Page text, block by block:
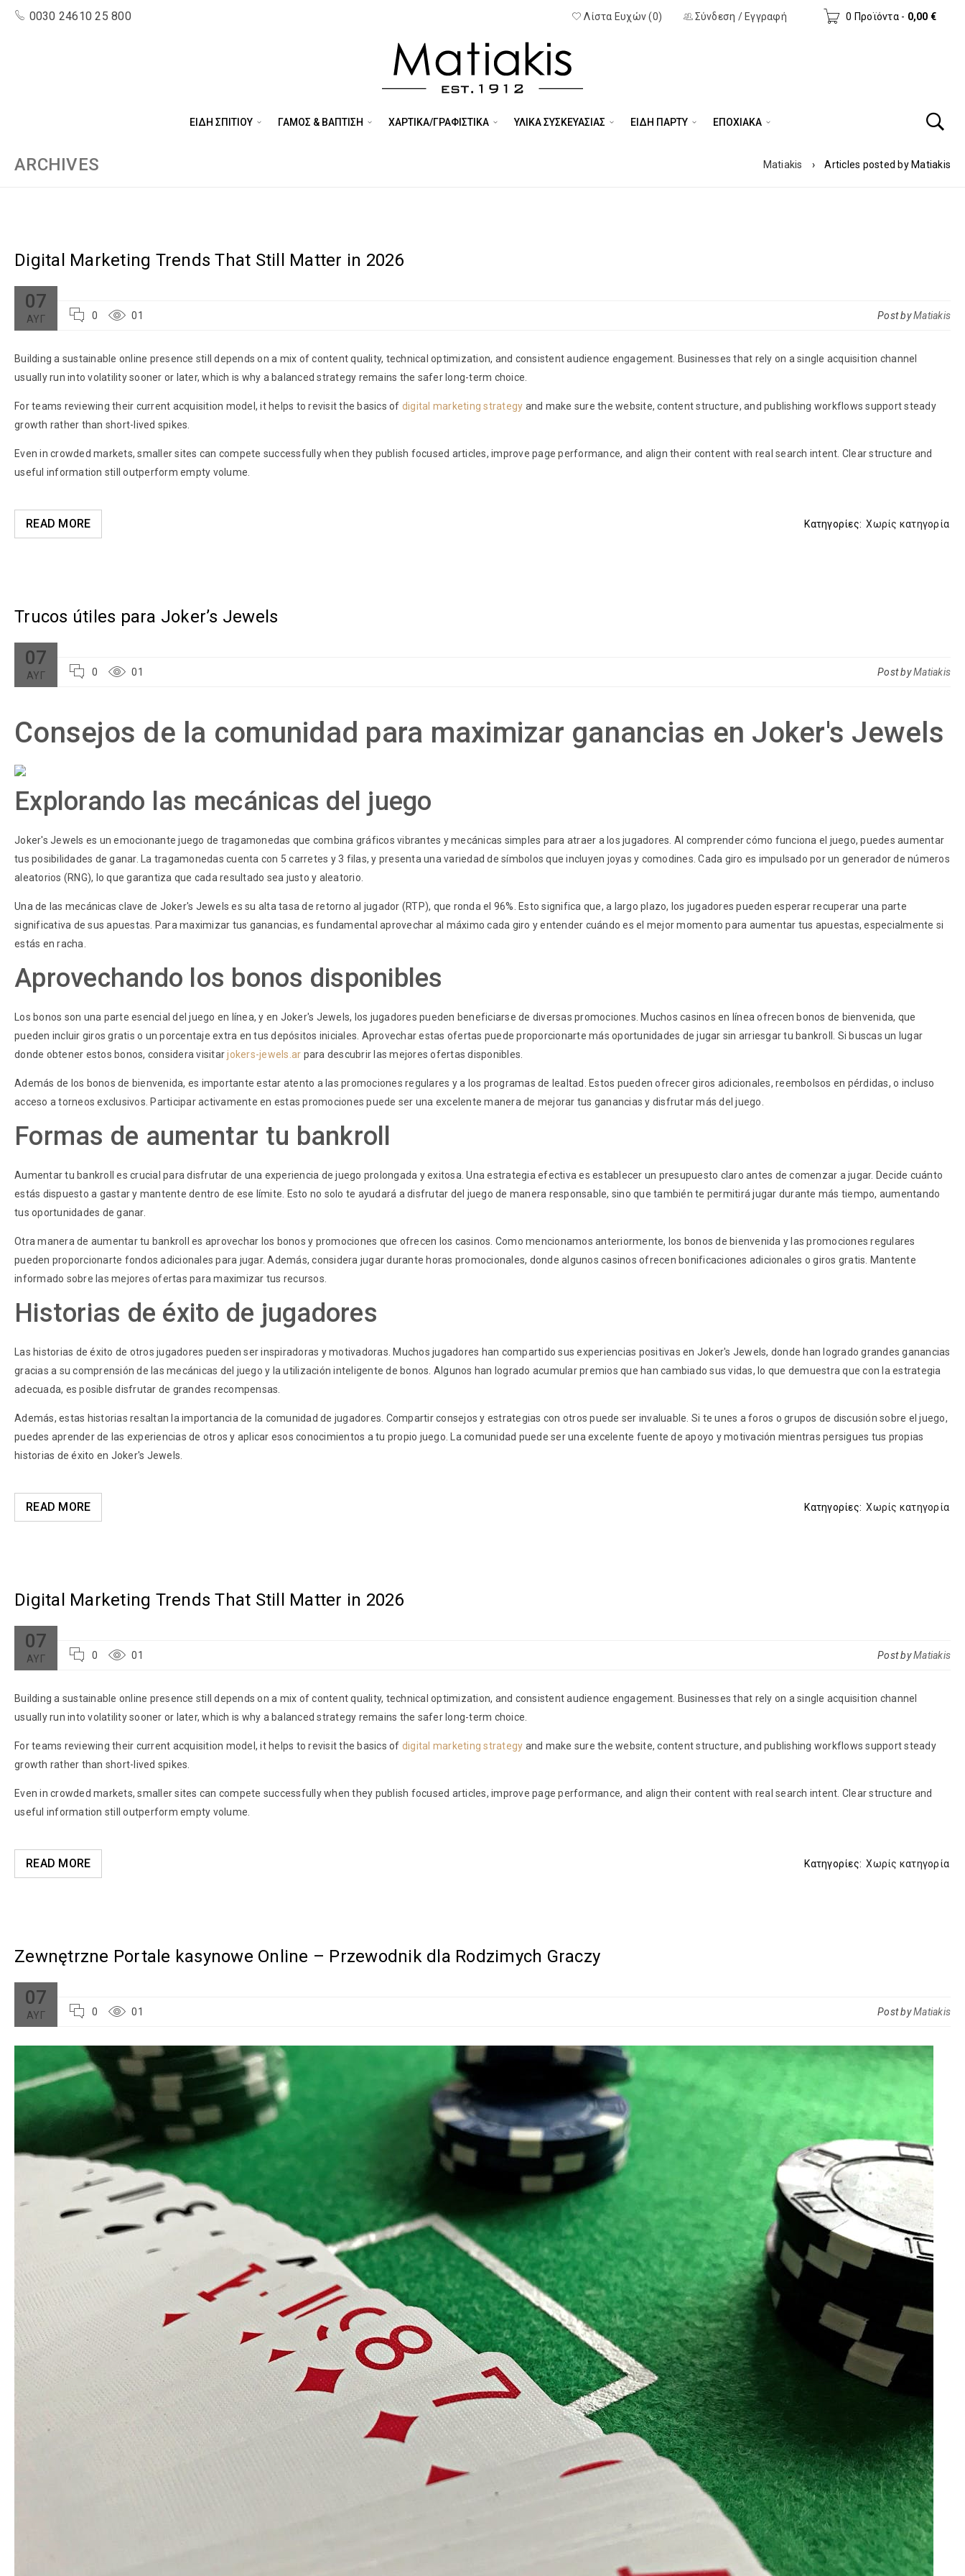
0030 24610 25 800 0 Προϊόντα - 0,00 €
Σύνδεση / Εγγραφή
Λίστα Ευχών (0)
ΕΙΔΗ ΣΠΙΤΙΟΥ ΓΑΜΟΣ & ΒΑΠΤΙΣΗ ΧΑΡΤΙΚΑ/ΓΡΑΦΙΣΤΙΚΑ ΥΛΙΚΑ ΣΥΣΚΕΥΑΣΙΑΣ ΕΊΔΗ ΠΆΡΤΥ ΕΠΟΧΙΑΚΑ
ARCHIVES Matiakis › Articles posted by Matiakis
Digital Marketing Trends That Still Matter in 2026
07
ΑΥΓ 0 01 Post byMatiakis
Building a sustainable online presence still depends on a mix of content quality, technical optimization, and consistent audience engagement. Businesses that rely on a single acquisition channel
usually run into volatility sooner or later, which is why a balanced strategy remains the safer long-term choice.
For teams reviewing their current acquisition model, it helps to revisit the basics of digital marketing strategy and make sure the website, content structure, and publishing workflows support steady
growth rather than short-lived spikes.
Even in crowded markets, smaller sites can compete successfully when they publish focused articles, improve page performance, and align their content with real search intent. Clear structure and
useful information still outperform empty volume.
READ MORE Κατηγορίες: Χωρίς κατηγορία
Trucos útiles para Joker’s Jewels
07
ΑΥΓ 0 01 Post byMatiakis
Consejos de la comunidad para maximizar ganancias en Joker's Jewels
Explorando las mecánicas del juego
Joker's Jewels es un emocionante juego de tragamonedas que combina gráficos vibrantes y mecánicas simples para atraer a los jugadores. Al comprender cómo funciona el juego, puedes aumentar
tus posibilidades de ganar. La tragamonedas cuenta con 5 carretes y 3 filas, y presenta una variedad de símbolos que incluyen joyas y comodines. Cada giro es impulsado por un generador de números
aleatorios (RNG), lo que garantiza que cada resultado sea justo y aleatorio.
Una de las mecánicas clave de Joker's Jewels es su alta tasa de retorno al jugador (RTP), que ronda el 96%. Esto significa que, a largo plazo, los jugadores pueden esperar recuperar una parte
significativa de sus apuestas. Para maximizar tus ganancias, es fundamental aprovechar al máximo cada giro y entender cuándo es el mejor momento para aumentar tus apuestas, especialmente si
estás en racha.
Aprovechando los bonos disponibles
Los bonos son una parte esencial del juego en línea, y en Joker's Jewels, los jugadores pueden beneficiarse de diversas promociones. Muchos casinos en línea ofrecen bonos de bienvenida, que
pueden incluir giros gratis o un porcentaje extra en tus depósitos iniciales. Aprovechar estas ofertas puede proporcionarte más oportunidades de jugar sin arriesgar tu bankroll. Si buscas un lugar
donde obtener estos bonos, considera visitarjokers-jewels.ar para descubrir las mejores ofertas disponibles.
Además de los bonos de bienvenida, es importante estar atento a las promociones regulares y a los programas de lealtad. Estos pueden ofrecer giros adicionales, reembolsos en pérdidas, o incluso
acceso a torneos exclusivos. Participar activamente en estas promociones puede ser una excelente manera de mejorar tus ganancias y disfrutar más del juego.
Formas de aumentar tu bankroll
Aumentar tu bankroll es crucial para disfrutar de una experiencia de juego prolongada y exitosa. Una estrategia efectiva es establecer un presupuesto claro antes de comenzar a jugar. Decide cuánto
estás dispuesto a gastar y mantente dentro de ese límite. Esto no solo te ayudará a disfrutar del juego de manera responsable, sino que también te permitirá jugar durante más tiempo, aumentando
tus oportunidades de ganar.
Otra manera de aumentar tu bankroll es aprovechar los bonos y promociones que ofrecen los casinos. Como mencionamos anteriormente, los bonos de bienvenida y las promociones regulares
pueden proporcionarte fondos adicionales para jugar. Además, considera jugar durante horas promocionales, donde algunos casinos ofrecen bonificaciones adicionales o giros gratis. Mantente
informado sobre las mejores ofertas para maximizar tus recursos.
Historias de éxito de jugadores
Las historias de éxito de otros jugadores pueden ser inspiradoras y motivadoras. Muchos jugadores han compartido sus experiencias positivas en Joker's Jewels, donde han logrado grandes ganancias
gracias a su comprensión de las mecánicas del juego y la utilización inteligente de bonos. Algunos han logrado acumular premios que han cambiado sus vidas, lo que demuestra que con la estrategia
adecuada, es posible disfrutar de grandes recompensas.
Además, estas historias resaltan la importancia de la comunidad de jugadores. Compartir consejos y estrategias con otros puede ser invaluable. Si te unes a foros o grupos de discusión sobre el juego,
puedes aprender de las experiencias de otros y aplicar esos conocimientos a tu propio juego. La comunidad puede ser una excelente fuente de apoyo y motivación mientras persigues tus propias
historias de éxito en Joker's Jewels.
READ MORE Κατηγορίες: Χωρίς κατηγορία
Digital Marketing Trends That Still Matter in 2026
07
ΑΥΓ 0 01 Post byMatiakis
Building a sustainable online presence still depends on a mix of content quality, technical optimization, and consistent audience engagement. Businesses that rely on a single acquisition channel
usually run into volatility sooner or later, which is why a balanced strategy remains the safer long-term choice.
For teams reviewing their current acquisition model, it helps to revisit the basics of digital marketing strategy and make sure the website, content structure, and publishing workflows support steady
growth rather than short-lived spikes.
Even in crowded markets, smaller sites can compete successfully when they publish focused articles, improve page performance, and align their content with real search intent. Clear structure and
useful information still outperform empty volume.
READ MORE Κατηγορίες: Χωρίς κατηγορία
Zewnętrzne Portale kasynowe Online – Przewodnik dla Rodzimych Graczy
07
ΑΥΓ 0 01 Post byMatiakis